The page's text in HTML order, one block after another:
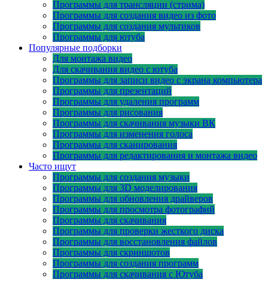
Программы для трансляции (стрима)
Программы для создания видео из фото
Программы для создания мультиков
Программы для ютуба
Популярные подборки
Для монтажа видео
Для скачивания видео с ютуба
Программы для записи видео с экрана компьютера
Программы для презентаций
Программы для удаления программ
Программы для рисования
Программы для скачивания музыки ВК
Программы для изменения голоса
Программы для сканирования
Программы для редактирования и монтажа видео
Часто ищут
Программы для создания музыки
Программы для 3D моделирования
Программы для обновления драйверов
Программы для просмотра фотографий
Программы для скачивания
Программы для проверки жесткого диска
Программы для восстановления файлов
Программы для скриншотов
Программы для создания программ
Программы для скачивания с Ютуба